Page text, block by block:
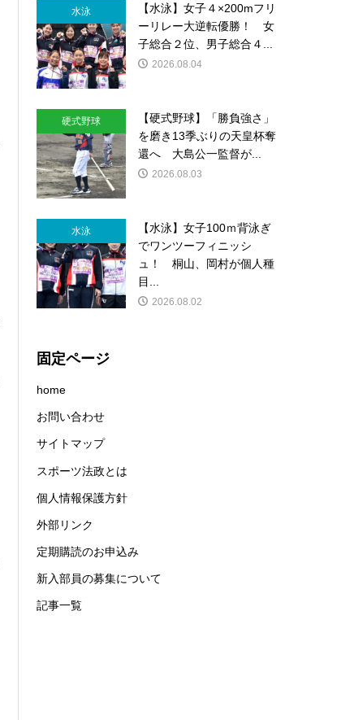
水泳
【水泳】女子４×200mフリ
ーリレー大逆転優勝！ 女
子総合２位、男子総合４...
2026.08.04
硬式野球
【硬式野球】「勝負強さ」
を磨き13季ぶりの天皇杯奪
還へ 大島公一監督が...
2026.08.03
水泳
【水泳】女子100ｍ背泳ぎ
でワンツーフィニッシ
ュ！ 桐山、岡村が個人種
目...
2026.08.02
固定ページ
home
お問い合わせ
サイトマップ
スポーツ法政とは
個人情報保護方針
外部リンク
定期購読のお申込み
新入部員の募集について
記事一覧